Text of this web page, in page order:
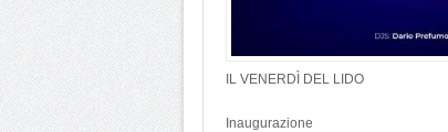
IL VENERDÌ DEL LIDO
Inaugurazione